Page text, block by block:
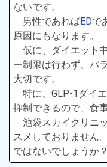
ないです。
男性であればEDで
原因にもなります。
仮に、ダイエット
ー制限は行わず、バ
大切です。
特に、GLP-1ダイ
抑制できるので、食
池袋スカイクリニ
スメしておりません
ではないでしょうか？